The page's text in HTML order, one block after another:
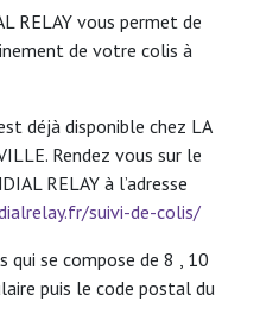
RELAY vous permet de
de votre colis à
déjà disponible chez LA
Rendez vous sur le
RELAY à l’adresse
suivi-de-colis/
se compose de 8 , 10
puis le code postal du